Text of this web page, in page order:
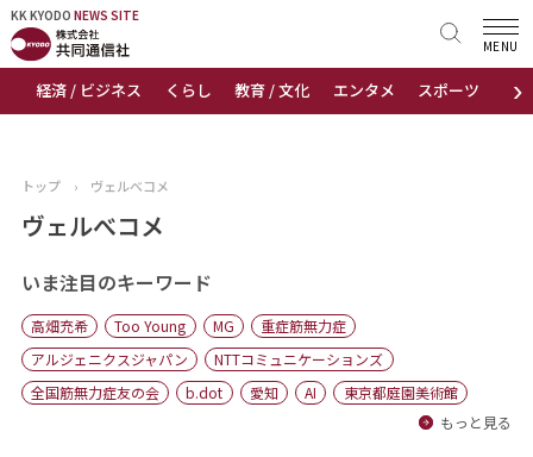
KK KYODO NEWS SITE
›
経済 / ビジネス くらし 教育 / 文化 エンタメ スポーツ 地域
MENU
KK KYODONEWS SITE
トップページ
ニュース
おすすめコンテンツ
出版物
会社概要
トップ › ヴェルべコメ
ヴェルべコメ
いま注目のキーワード
高畑充希 Too Young MG
重症筋無力症
アルジェニクスジャパン
NTTコミュニケーションズ
全国筋無力症友の会
b.dot 愛知 AI
東京都庭園美術館
もっと見る